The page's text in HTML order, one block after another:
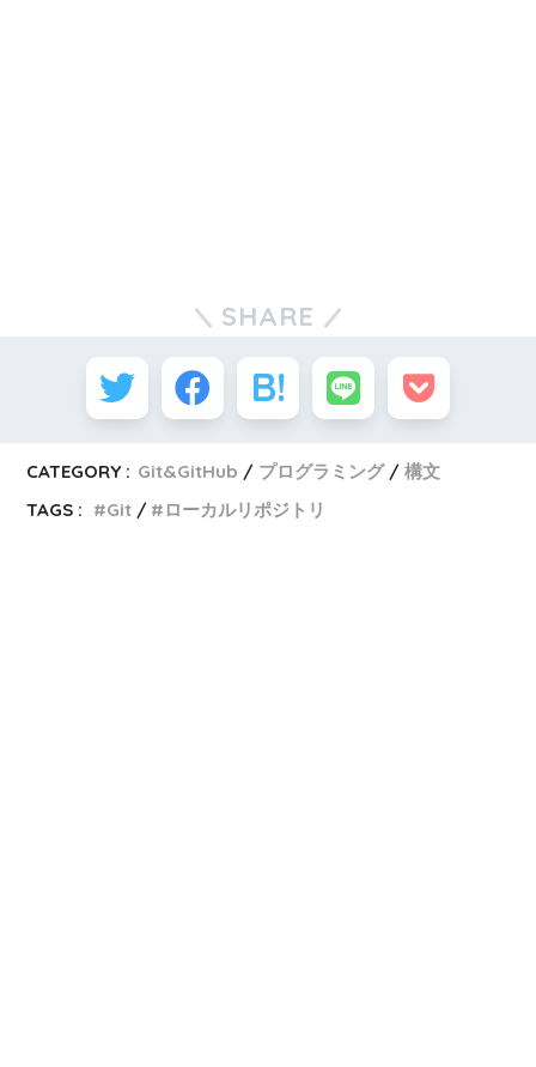
SHARE
CATEGORY : Git&GitHub プログラミング
構文
TAGS :
Git ローカルリポジトリ